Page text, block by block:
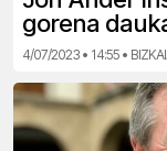
gorena
4/07/2023 • 14:55 •